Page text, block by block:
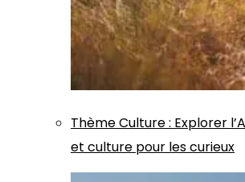
ThèmeCulture: Explorer
et culture pour les curieux